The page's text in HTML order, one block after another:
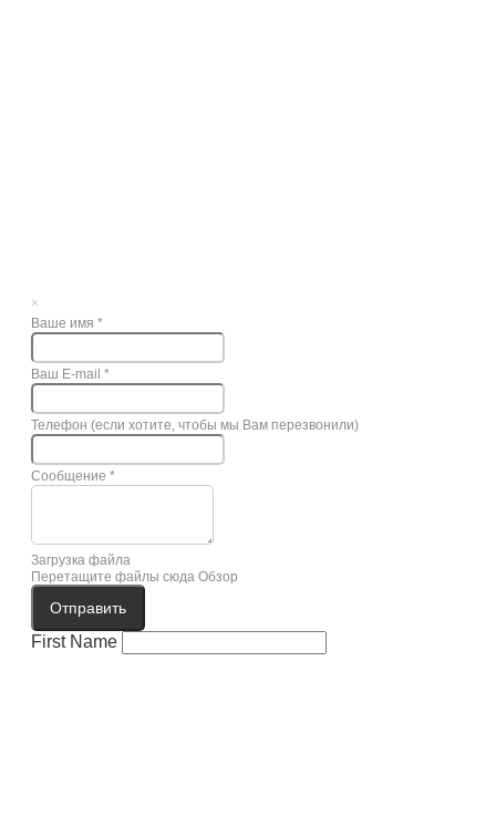
×
Ваше имя *
Ваш E-mail *
Телефон (если хотите, чтобы мы Вам перезвонили)
Сообщение *
Загрузка файла
Перетащите файлы сюда Обзор
Отправить
First Name